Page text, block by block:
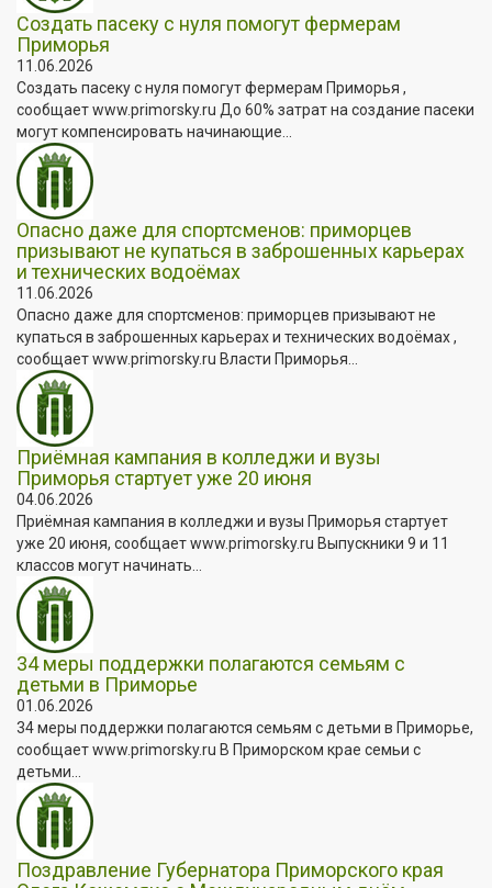
Создать пасеку с нуля помогут фермерам
Приморья
11.06.2026
Создать пасеку с нуля помогут фермерам Приморья ,
сообщает www.primorsky.ru До 60% затрат на создание пасеки
могут компенсировать начинающие...
Опасно даже для спортсменов: приморцев
призывают не купаться в заброшенных карьерах
и технических водоёмах
11.06.2026
Опасно даже для спортсменов: приморцев призывают не
купаться в заброшенных карьерах и технических водоёмах ,
сообщает www.primorsky.ru Власти Приморья...
Приёмная кампания в колледжи и вузы
Приморья стартует уже 20 июня
04.06.2026
Приёмная кампания в колледжи и вузы Приморья стартует
уже 20 июня, сообщает www.primorsky.ru Выпускники 9 и 11
классов могут начинать...
34 меры поддержки полагаются семьям с
детьми в Приморье
01.06.2026
34 меры поддержки полагаются семьям с детьми в Приморье,
сообщает www.primorsky.ru В Приморском крае семьи с
детьми...
Поздравление Губернатора Приморского края